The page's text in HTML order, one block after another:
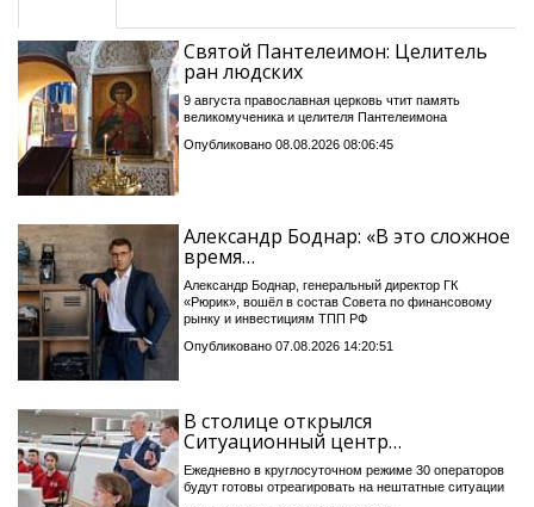
Святой Пантелеимон: Целитель
ран людских
9 августа православная церковь чтит память
великомученика и целителя Пантелеимона
Опубликовано 08.08.2026 08:06:45
Александр Боднар: «В это сложное
время…
Александр Боднар, генеральный директор ГК
«Рюрик», вошёл в состав Совета по финансовому
рынку и инвестициям ТПП РФ
Опубликовано 07.08.2026 14:20:51
В столице открылся
Ситуационный центр…
Ежедневно в круглосуточном режиме 30 операторов
будут готовы отреагировать на нештатные ситуации